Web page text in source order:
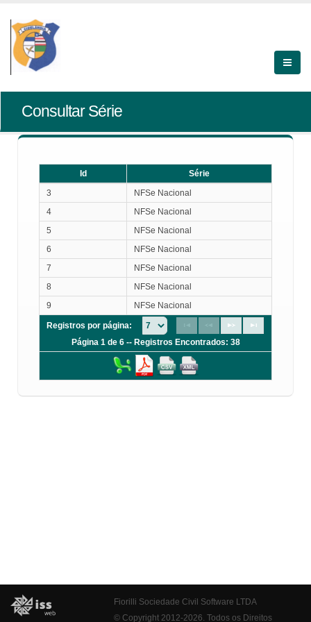
Consultar Série
Id
Série
Série
3
NFSe Nacional
4
NFSe Nacional
5
NFSe Nacional
6
NFSe Nacional
7
NFSe Nacional
8
NFSe Nacional
9
NFSe Nacional
Registros por página:
Página 1 de 6 -- Registros Encontrados: 38
Fiorilli Sociedade Civil Software LTDA
© Copyright 2012-2026. Todos os Direitos